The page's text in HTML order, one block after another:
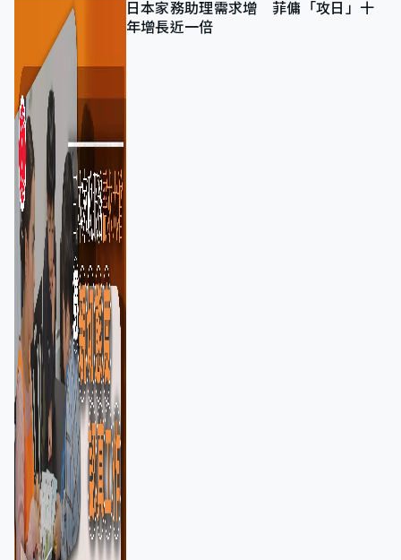
日本家務助理需求增 菲傭「攻日」十
年增長近一倍